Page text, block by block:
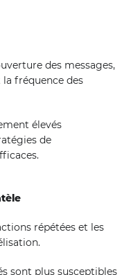
des messages,
la fréquence des
élevés
de
répétées et les
sont plus susceptibles